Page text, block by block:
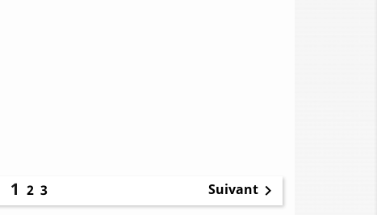
1 2 3 Suivant